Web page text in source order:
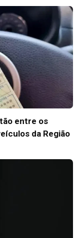
entre os
da Região